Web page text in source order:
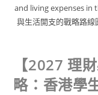
and living expenses in
與生活開支的戰略路
【2027 理
略：香港學